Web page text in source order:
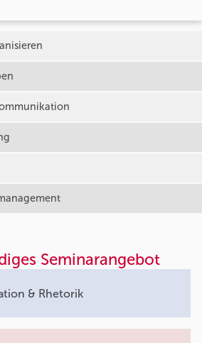
Seminarangebot
& Rhetorik